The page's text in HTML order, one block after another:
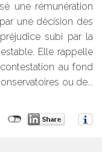
une rémunération
une décision des
subi par la
Elle rappelle
contestation au fond
ou de...